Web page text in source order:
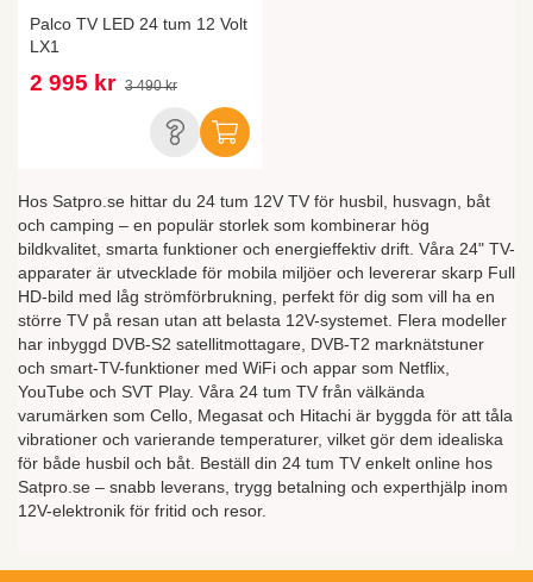
Palco TV LED 24 tum 12 Volt
LX1
2 995 kr 3 490 kr
Hos Satpro.se hittar du 24 tum 12V TV för husbil, husvagn, båt
och camping – en populär storlek som kombinerar hög
bildkvalitet, smarta funktioner och energieffektiv drift. Våra 24" TV-
apparater är utvecklade för mobila miljöer och levererar skarp Full
HD-bild med låg strömförbrukning, perfekt för dig som vill ha en
större TV på resan utan att belasta 12V-systemet. Flera modeller
har inbyggd DVB-S2 satellitmottagare, DVB-T2 marknätstuner
och smart-TV-funktioner med WiFi och appar som Netflix,
YouTube och SVT Play. Våra 24 tum TV från välkända
varumärken som Cello, Megasat och Hitachi är byggda för att tåla
vibrationer och varierande temperaturer, vilket gör dem idealiska
för både husbil och båt. Beställ din 24 tum TV enkelt online hos
Satpro.se – snabb leverans, trygg betalning och experthjälp inom
12V-elektronik för fritid och resor.